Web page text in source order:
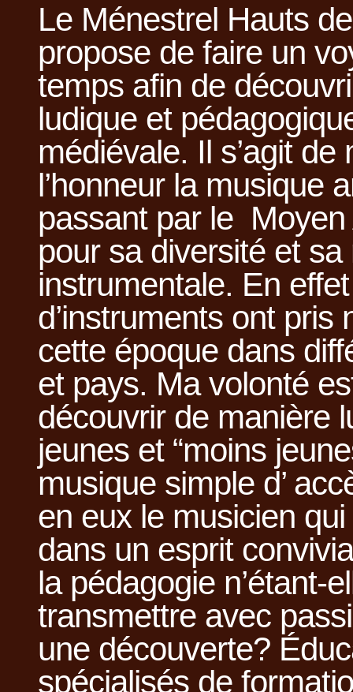
Le Ménestrel Hauts
propose de faire un
temps afin de
ludique et
médiévale. Il s’agit de
l’honneur la musique
passant par le Moyen
pour sa diversité et sa
instrumentale. En
d’instruments ont pris
cette époque dans
et pays. Ma volonté
découvrir de manière
jeunes et “moins
musique simple d’
en eux le musicien
dans un esprit
la pédagogie n’étant-
transmettre avec
une découverte?
spécialisés de